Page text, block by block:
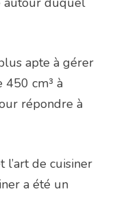
apte à gérer
450 cm³ à
répondre à
l’art de cuisiner
a été un